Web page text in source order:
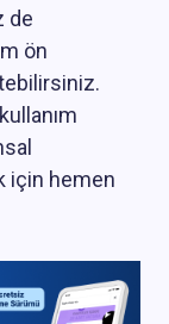
de
ön
için hemen